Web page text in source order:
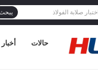
أخبار حالات